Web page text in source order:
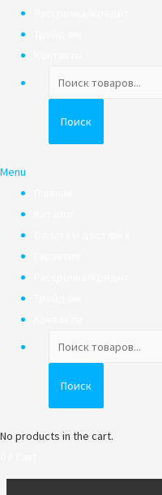
товаров
Поиск
Menu
товаров
Поиск
No products in the cart.